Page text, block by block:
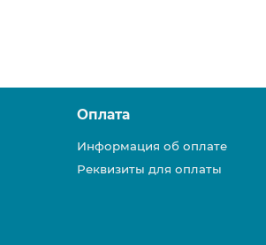
Оплата
Информация об оплате
Реквизиты для оплаты